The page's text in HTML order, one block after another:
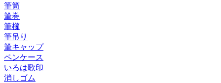
筆筒
筆巻
筆櫛
筆吊り
筆キャップ
ペンケース
いろは歌印
消しゴム